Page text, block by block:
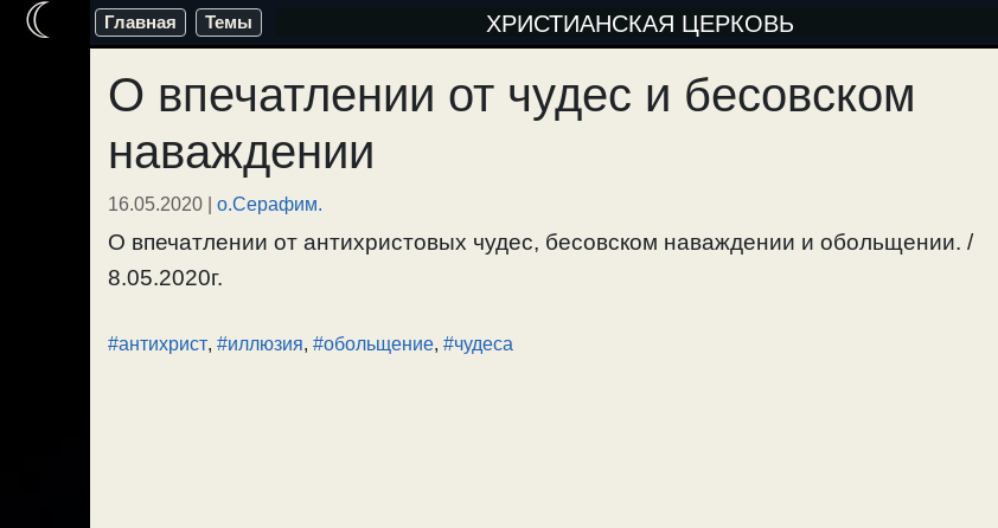
Перейти
содержимому
Главная Темы ХРИСТИАНСКАЯ ЦЕРКОВЬ
О впечатлении от чудес и бесовском
наваждении
16.05.2020 | о.Серафим.
О впечатлении от антихристовых чудес, бесовском наваждении и обольщении. /
8.05.2020г.
#антихрист, #иллюзия, #обольщение, #чудеса
☾